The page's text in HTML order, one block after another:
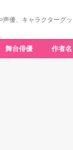
声優、キャラクターグ
舞台俳優 作者名